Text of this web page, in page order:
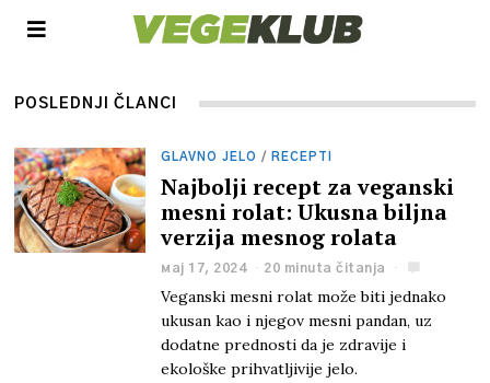
POSLEDNJI ČLANCI
GLAVNO JELO / RECEPTI
Najbolji recept za veganski
mesni rolat: Ukusna biljna
verzija mesnog rolata
мај 17, 2024 20 minuta čitanja
Veganski mesni rolat može biti jednako
ukusan kao i njegov mesni pandan, uz
dodatne prednosti da je zdravije i
ekološke prihvatljivije jelo.